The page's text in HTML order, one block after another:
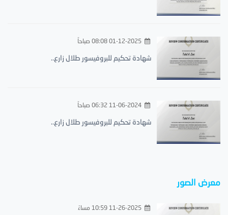
01-12-2025 08:08 صباحاً
شهادة تحكيم للبروفيسور طلال زارع..
11-06-2024 06:32 صباحاً
شهادة تحكيم للبروفيسور طلال زارع..
معرض الصور
11-26-2025 10:59 مساءً